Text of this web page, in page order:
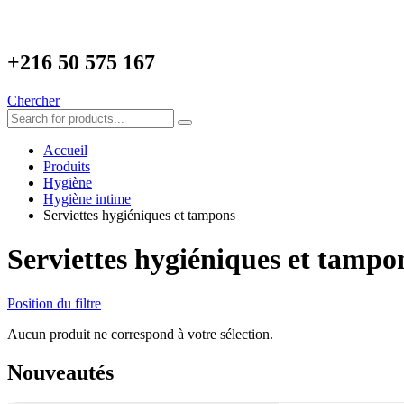
+216 50 575 167
Chercher
Accueil
Produits
Hygiène
Hygiène intime
Serviettes hygiéniques et tampons
Serviettes hygiéniques et
Position du filtre
Aucun produit ne correspond à votre sélection.
Nouveautés